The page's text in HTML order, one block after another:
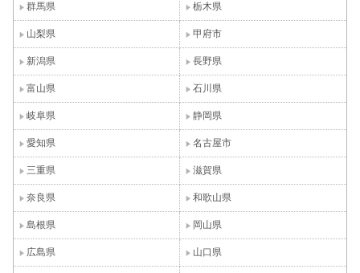
群馬県 栃木県
山梨県 甲府市
新潟県 長野県
富山県 石川県
岐阜県 静岡県
愛知県 名古屋市
三重県 滋賀県
奈良県 和歌山県
島根県 岡山県
広島県 山口県